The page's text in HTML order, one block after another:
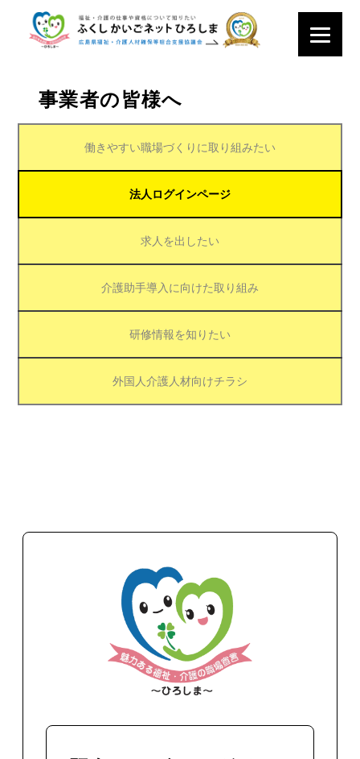
事業者の皆様へ
働きやすい職場づくりに取り組みたい
法人ログインページ
求人を出したい
介護助手導入に向けた取り組み
研修情報を知りたい
外国人介護人材向けチラシ